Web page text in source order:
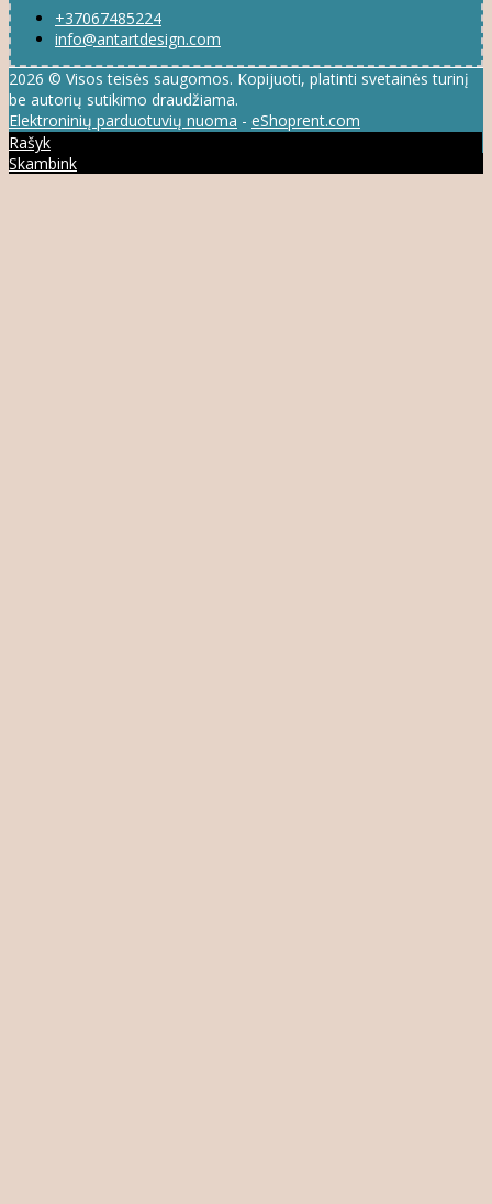
+37067485224
info@antartdesign.com
2026 © Visos teisės saugomos. Kopijuoti, platinti svetainės turinį
be autorių sutikimo draudžiama.
Elektroninių parduotuvių nuoma - eShoprent.com
Rašyk
Skambink